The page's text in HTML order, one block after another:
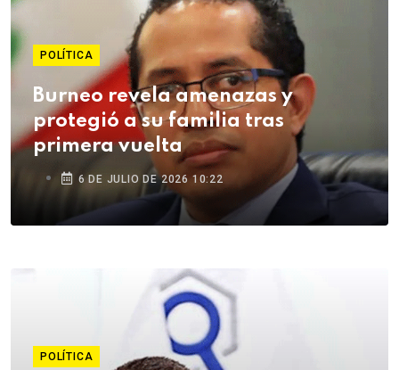
POLÍTICA
Burneo revela amenazas y
protegió a su familia tras
primera vuelta
6 DE JULIO DE 2026 10:22
POLÍTICA